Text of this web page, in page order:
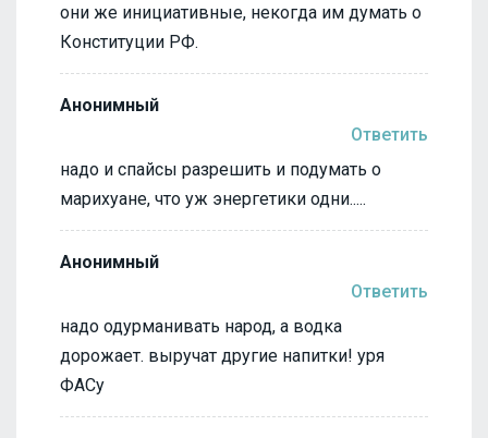
они же инициативные, некогда им думать о
Конституции РФ.
Анонимный
Ответить
надо и спайсы разрешить и подумать о
марихуане, что уж энергетики одни.....
Анонимный
Ответить
надо одурманивать народ, а водка
дорожает. выручат другие напитки! уря
ФАСу